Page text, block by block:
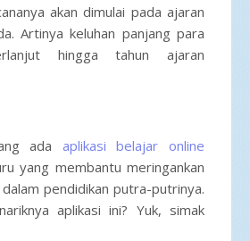
akan dimulai pada ajaran
Artinya keluhan panjang para
hingga tahun ajaran
ada aplikasi belajar online
yang membantu meringankan
pendidikan putra-putrinya.
aplikasi ini? Yuk, simak